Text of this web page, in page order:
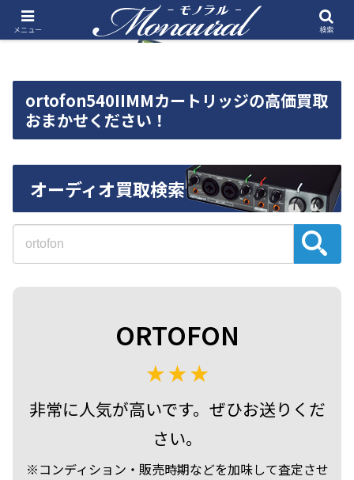
ortofon540IIMMカートリッジの高価買取
おまかせください！
オーディオ買取検索
ORTOFON
非常に人気が高いです。ぜひお送りくだ
さい。
※コンディション・販売時期などを加味して査定させ
メニュー 検索